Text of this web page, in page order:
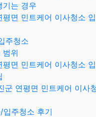
기는 경우
평면 민트케어 이사청소
주청소
범위
평면 민트케어 이사청소
군 연평면 민트케어 이사
입주청소 후기